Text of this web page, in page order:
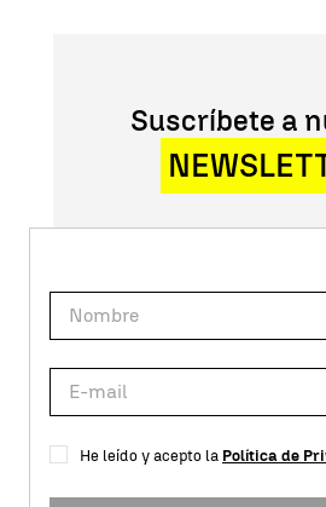
Suscríbete a
He leído y acepto la Política de